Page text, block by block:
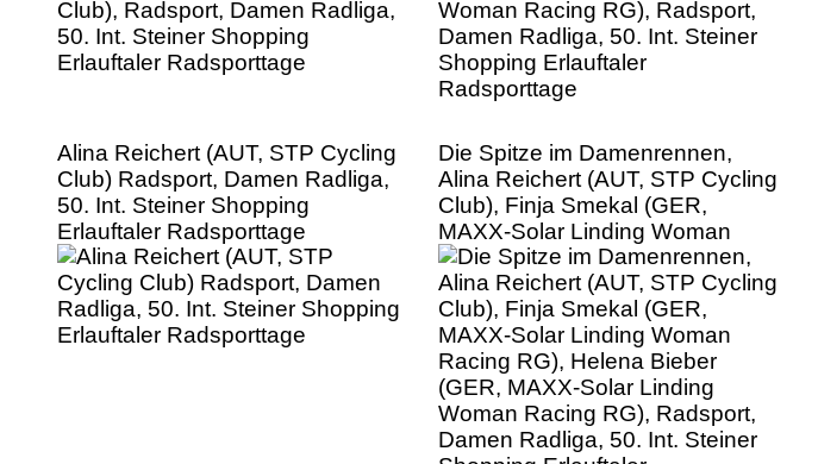
Alina Reichert (AUT, STP Cycling
Club) Radsport, Damen Radliga,
50. Int. Steiner Shopping
Erlauftaler Radsporttage
Die Spitze im Damenrennen,
Alina Reichert (AUT, STP Cycling
Club), Finja Smekal (GER,
MAXX-Solar Linding Woman
Racing RG), Helena Bieber
(GER, MAXX-Solar Linding
Woman Racing RG), Radsport,
Damen Radliga, 50. Int. Steiner
Shopping Erlauftaler
Radsporttage